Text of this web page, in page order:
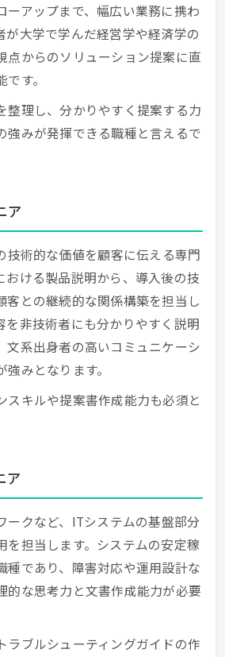
ーアップまで、幅広い業務に携わ
が大学で学んだ経営学や経済学の
点からのソリューション提案に直
す。
整理し、分かりやすく提案する力
強みが発揮できる職種と言えるで
ア
技術的な価値を顧客に伝える専門
おける製品説明から、導入後の技
客との継続的な関係構築を担当し
を非技術者にも分かりやすく説明
文系出身者の高いコミュニケーシ
みとなります。
スキルや提案書作成能力も必須と
ア
ークなど、ITシステムの基盤部分
を担当します。システムの安定稼
種であり、障害対応や運用設計な
的な思考力と文書作成能力が必要
ラブルシューティングガイドの作